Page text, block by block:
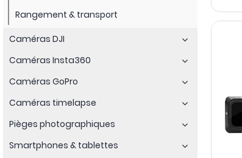
Rangement & transport
Caméras DJI
Caméras Insta360
Caméras GoPro
Caméras timelapse
Pièges photographiques
Smartphones & tablettes